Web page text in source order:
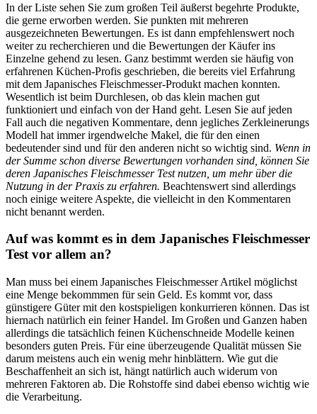
In der Liste sehen Sie zum großen Teil äußerst begehrte Produkte,
die gerne erworben werden. Sie punkten mit mehreren
ausgezeichneten Bewertungen. Es ist dann empfehlenswert noch
weiter zu recherchieren und die Bewertungen der Käufer ins
Einzelne gehend zu lesen. Ganz bestimmt werden sie häufig von
erfahrenen Küchen-Profis geschrieben, die bereits viel Erfahrung
mit dem Japanisches Fleischmesser-Produkt machen konnten.
Wesentlich ist beim Durchlesen, ob das klein machen gut
funktioniert und einfach von der Hand geht. Lesen Sie auf jeden
Fall auch die negativen Kommentare, denn jegliches Zerkleinerungs
Modell hat immer irgendwelche Makel, die für den einen
bedeutender sind und für den anderen nicht so wichtig sind. Wenn in
der Summe schon diverse Bewertungen vorhanden sind, können Sie
deren Japanisches Fleischmesser Test nutzen, um mehr über die
Nutzung in der Praxis zu erfahren. Beachtenswert sind allerdings
noch einige weitere Aspekte, die vielleicht in den Kommentaren
nicht benannt werden.
Auf was kommt es in dem Japanisches Fleischmesser
Test vor allem an?
Man muss bei einem Japanisches Fleischmesser Artikel möglichst
eine Menge bekommmen für sein Geld. Es kommt vor, dass
günstigere Güter mit den kostspieligen konkurrieren können. Das ist
hiernach natürlich ein feiner Handel. Im Großen und Ganzen haben
allerdings die tatsächlich feinen Küchenschneide Modelle keinen
besonders guten Preis. Für eine überzeugende Qualität müssen Sie
darum meistens auch ein wenig mehr hinblättern. Wie gut die
Beschaffenheit an sich ist, hängt natürlich auch widerum von
mehreren Faktoren ab. Die Rohstoffe sind dabei ebenso wichtig wie
die Verarbeitung.